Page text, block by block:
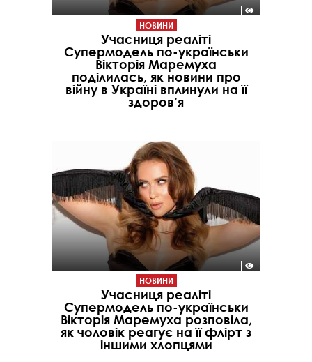
НОВИНИ
Учасниця реаліті
Супермодель по-українськи
Вікторія Маремуха
поділилась, як новини про
війну в Україні вплинули на її
здоров’я
НОВИНИ
Учасниця реаліті
Супермодель по-українськи
Вікторія Маремуха розповіла,
як чоловік реагує на її флірт з
іншими хлопцями